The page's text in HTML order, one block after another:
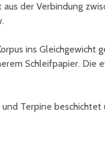
der Verbindung
ins Gleichgewicht
Schleifpapier. Die
Terpine